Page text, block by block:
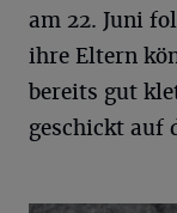
am 22. Juni
ihre Eltern
bereits gut
geschickt auf